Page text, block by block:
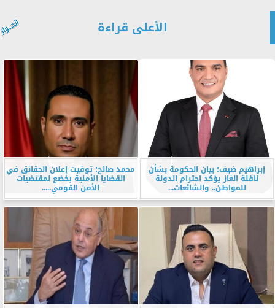
الأعلى قراءة
إبراهيم ضيف: بيان الحكومة بشأن
ناقلة الغاز يؤكد احترام الدولة
للمواطن.. والشائعات...
محمد صالح: توقيت إعلان الحقائق في
القضايا الأمنية يخضع لمقتضيات
الأمن القومي.....